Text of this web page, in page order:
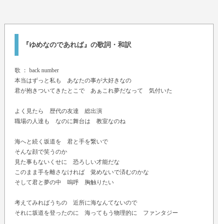
『ゆめなのであれば』の歌詞・和訳
歌 ： back number
本当はずっと私も あなたの事が大好きなの
君が抱きついてきたとこで あぁこれ夢だなって 気付いた
よく見たら 歴代の友達 総出演
職場の人達も なのに舞台は 教室なのね
海へと続く坂道を 君と手を繋いで
そんな顔で笑うのか
見た事もないくせに 恐ろしい才能だな
このまま手を離さなければ 覚めないで済むのかな
そして君と夢の中 嗚呼 胸触りたい
考えてみればうちの 近所に海なんてないので
それに坂道を登ったのに 海ってもう物理的に ファンタジー